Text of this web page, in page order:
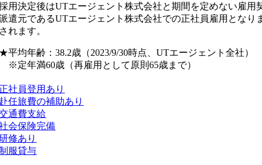
用決定後はUTエージェント株式会社と期間を定めない雇用
遣元であるUTエージェント株式会社での正社員雇用とな
されます。
★平均年齢：38.2歳（2023/9/30時点、UTエージェント全社）
※定年満60歳（再雇用として原則65歳まで）
正社員登用あり
赴任旅費の補助あり
通費支給
会保険完備
修あり
服貸与